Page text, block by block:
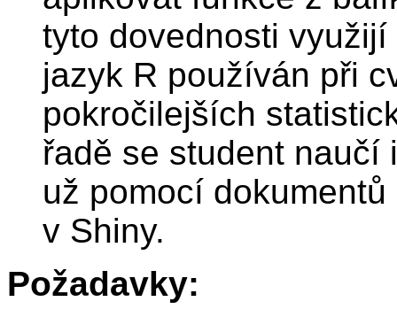
tyto dovednosti
jazyk R používán při
pokročilejších
řadě se student naučí
už pomocí
v Shiny.
Požadavky: